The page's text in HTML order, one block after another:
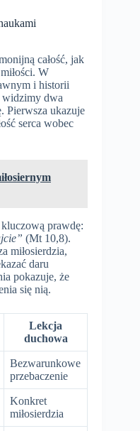
całość, jak
W
i historii
widzimy dwa
Pierwsza ukazuje
serca wobec
prawdę:
(Mt 10,8).
miłosierdzia,
daru
pokazuje, że
się nią.
Lekcja
duchowa
Bezwarunkowe
przebaczenie
Konkret
miłosierdzia